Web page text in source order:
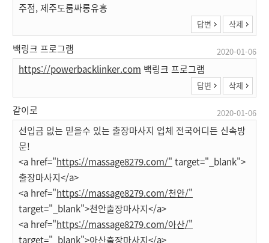
주점, 제주도룸싸롱유흥
답변 삭제
백링크 프로그램 2020-01-06
https://powerbacklinker.com 백링크 프로그램
답변 삭제
같이로 2020-01-06
선입금 없는 믿을수 있는 출장마사지 업체 전국어디든 신속방
문!
<a href="https://massage8279.com/" target="_blank">
출장마사지</a>
<a href="https://massage8279.com/천안/"
target="_blank">천안출장마사지</a>
<a href="https://massage8279.com/아산/"
target="_blank">아산출장마사지</a>